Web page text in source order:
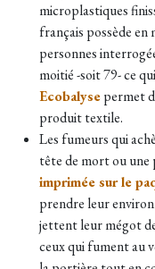
microplastiques
français possède en
personnes
moitié -soit 79- ce
Ecobalysepermet
produit textile.
Les fumeurs qui
tête de mort ou
imprimée sur le
prendre leur
jettent leur mégot
ceux qui fument au